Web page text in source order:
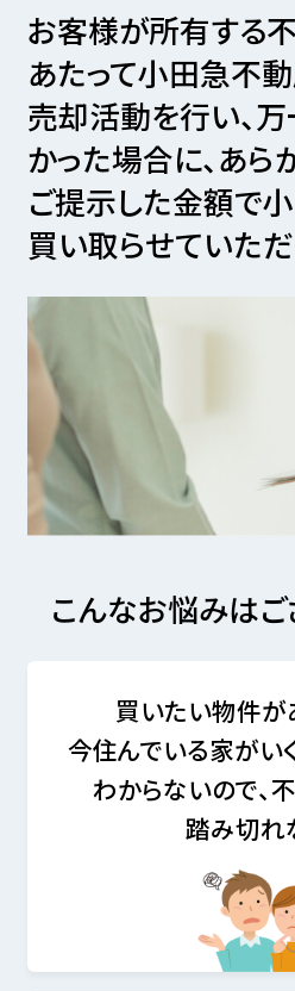
お客様が所有する
あたって小田急不
売却活動を行い、万
かった場合に、あ
ご提示した金額で
買い取らせていただ
こんなお悩みはご
買いたい物件が
今住んでいる家がい
わからないので、
踏み切れ